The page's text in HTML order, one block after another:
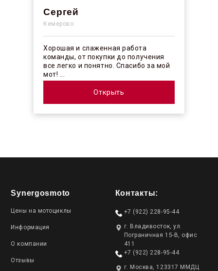
Сергей
Кемерово
Хорошая и слаженная работа
команды, от покупки до получения
все легко и понятно. Спасибо за мой
мот! ...
Открыть
Synergosmoto
Цены на мотоциклы
Информация
О компании
Отзывы
Контакты:
+7 (922) 228-95-44
г. Владивосток, ул.
Пограничная 15-В, офис
411
+7 (922) 228-95-44
г. Москва, 123317 ММДЦ